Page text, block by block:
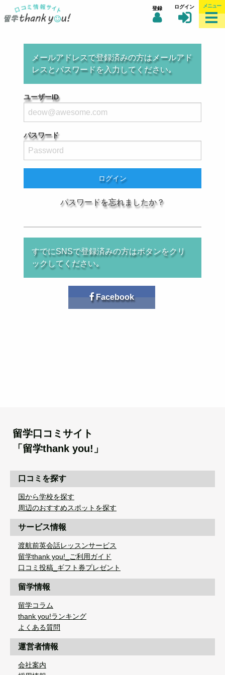
登録 ログイン メニュー
メールアドレスで登録済みの方はメールアド
レスとパスワードを入力してください｡
ユーザーID
パスワード
ログイン
パスワードを忘れましたか？
すでにSNSで登録済みの方はボタンをクリ
ックしてください｡
Facebook
留学口コミサイト
「留学thank you!」
口コミを探す
国から学校を探す
周辺のおすすめスポットを探す
サービス情報
渡航前英会話レッスンサービス
留学thank you!_ご利用ガイド
口コミ投稿_ギフト券プレゼント
留学情報
留学コラム
thank you!ランキング
よくある質問
運営者情報
会社案内